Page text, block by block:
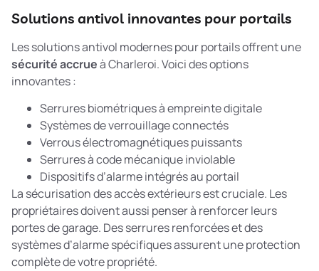
Solutions antivol innovantes pour portails
Les solutions antivol modernes pour portails offrent une
sécurité accrueà Charleroi. Voici des options
innovantes :
Serrures biométriques à empreinte digitale
Systèmes de verrouillage connectés
Verrous électromagnétiques puissants
Serrures à code mécanique inviolable
Dispositifs d’alarme intégrés au portail
La sécurisation des accès extérieursest cruciale. Les
propriétaires doivent aussi penser à renforcer leurs
portes de garage. Des serrures renforcées et des
systèmes d’alarme spécifiques assurent une protection
complète de votre propriété.